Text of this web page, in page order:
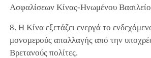
Ασφαλίσεων Κίνας-Ηνωμένου
8. Η Κίνα εξετάζει ενεργά το
μονομερούς απαλλαγής από την
Βρετανούς πολίτες.